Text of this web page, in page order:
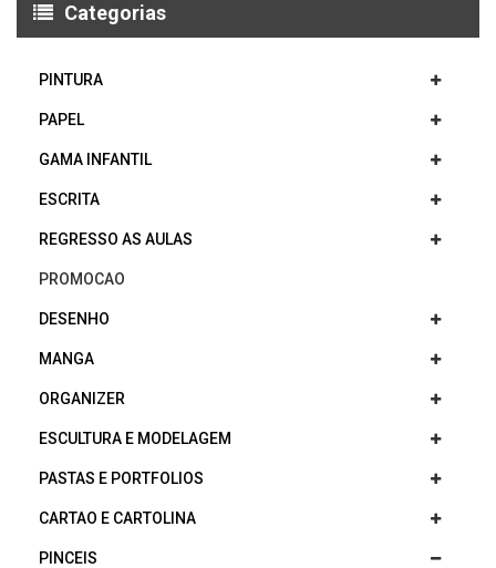
Categorias
PINTURA
PAPEL
GAMA INFANTIL
ESCRITA
REGRESSO AS AULAS
PROMOCAO
DESENHO
MANGA
ORGANIZER
ESCULTURA E MODELAGEM
PASTAS E PORTFOLIOS
CARTAO E CARTOLINA
PINCEIS